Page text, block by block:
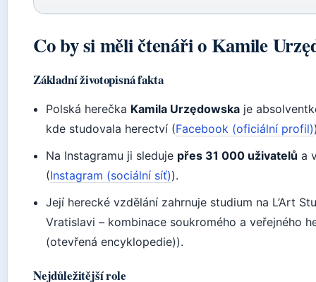
Co by si měli čtenáři o Kamile
Základní životopisná fakta
Polská herečka Kamila Urzędowska je
kde studovala herectví (Facebook (oficiální profil)
Na Instagramu ji sleduje přes 31 000 uživatelů a
(Instagram (sociální síť)).
Její herecké vzdělání zahrnuje studium na L’Art
Vratislavi – kombinace soukromého a veřejného
(otevřená encyklopedie)).
Nejdůležitější role